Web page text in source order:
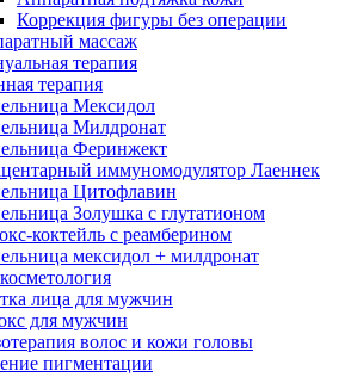
Коррекция фигуры без операции
массаж
терапия
терапия
Мексидол
Милдронат
Феринжект
иммуномодулятор Лаеннек
Цитофлавин
Золушка с глутатионом
коктейль с реамберином
мексидол + милдронат
лица для мужчин
для мужчин
волос и кожи головы
пигментации